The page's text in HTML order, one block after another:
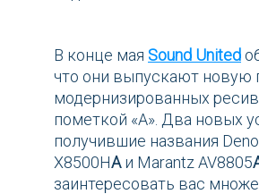
В конце мая Sound United
что они выпускают новую
модернизированных
пометкой «А». Два новых
получившие названия
X8500HAи Marantz AV8805
заинтересовать вас